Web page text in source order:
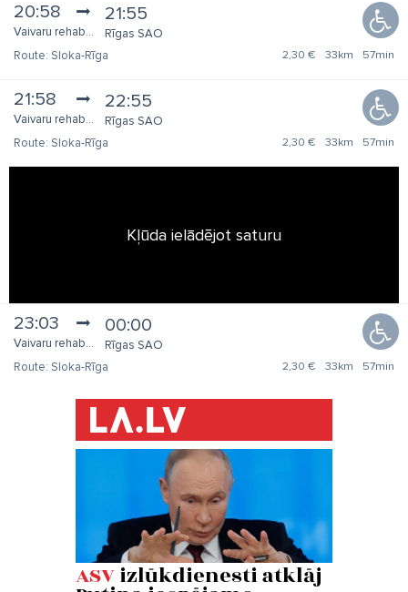
20:58
Vaivaru rehabilitācijas centrs
21:55
Rīgas SAO
Sloka-Rīga
2,30 € 33km 57min
21:58
Vaivaru rehabilitācijas centrs
22:55
Rīgas SAO
Sloka-Rīga
2,30 € 33km 57min
Kļūda ielādējot saturu
23:03
Vaivaru rehabilitācijas centrs
00:00
Rīgas SAO
Sloka-Rīga
2,30 € 33km 57min